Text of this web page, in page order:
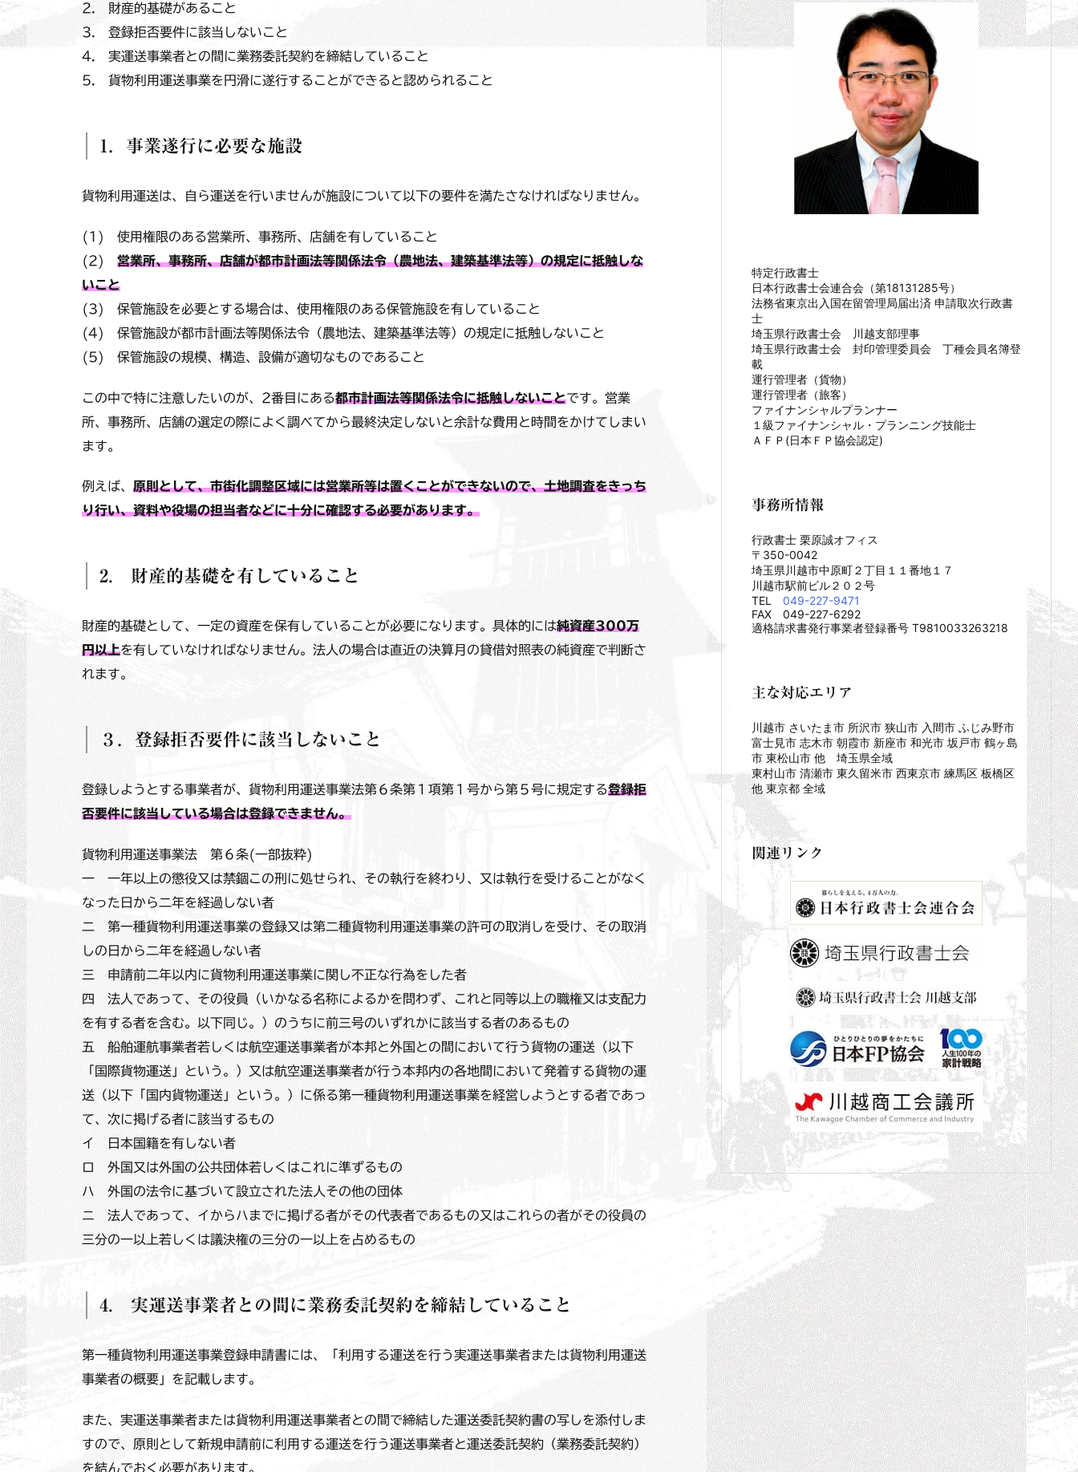
2. 財産的基礎があること
3. 登録拒否要件に該当しないこと
4. 実運送事業者との間に業務委託契約を締結していること
5. 貨物利用運送事業を円滑に遂行することができると認められること
1．事業遂行に必要な施設
貨物利用運送は、自ら運送を行いませんが施設について以下の要件を満たさなければなりません。
(1) 使用権限のある営業所、事務所、店舗を有していること
(2) 営業所、事務所、店舗が都市計画法等関係法令（農地法、建築基準法等）の規定に抵触しな
いこと
(3) 保管施設を必要とする場合は、使用権限のある保管施設を有していること
(4) 保管施設が都市計画法等関係法令（農地法、建築基準法等）の規定に抵触しないこと
(5) 保管施設の規模、構造、設備が適切なものであること
この中で特に注意したいのが、2番目にある都市計画法等関係法令に抵触しないことです。営業
所、事務所、店舗の選定の際によく調べてから最終決定しないと余計な費用と時間をかけてしまい
ます。
例えば、 原則として、市街化調整区域には営業所等は置くことができないので、土地調査をきっち
り行い、資料や役場の担当者などに十分に確認する必要があります。
2. 財産的基礎を有していること
財産的基礎として、一定の資産を保有していることが必要になります。具体的には純資産300万
円以上を有していなければなりません。法人の場合は直近の決算月の貸借対照表の純資産で判断さ
れます。
３．登録拒否要件に該当しないこと
登録しようとする事業者が、貨物利用運送事業法第６条第１項第１号から第５号に規定する登録拒
否要件に該当している場合は登録できません。
貨物利用運送事業法 第６条(一部抜粋)
一 一年以上の懲役又は禁錮この刑に処せられ、その執行を終わり、又は執行を受けることがなく
なった日から二年を経過しない者
二 第一種貨物利用運送事業の登録又は第二種貨物利用運送事業の許可の取消しを受け、その取消
しの日から二年を経過しない者
三 申請前二年以内に貨物利用運送事業に関し不正な行為をした者
四 法人であって、その役員（いかなる名称によるかを問わず、これと同等以上の職権又は支配力
を有する者を含む。以下同じ。）のうちに前三号のいずれかに該当する者のあるもの
五 船舶運航事業者若しくは航空運送事業者が本邦と外国との間において行う貨物の運送（以下
「国際貨物運送」という。）又は航空運送事業者が行う本邦内の各地間において発着する貨物の運
送（以下「国内貨物運送」という。）に係る第一種貨物利用運送事業を経営しようとする者であっ
て、次に掲げる者に該当するもの
イ 日本国籍を有しない者
ロ 外国又は外国の公共団体若しくはこれに準ずるもの
ハ 外国の法令に基づいて設立された法人その他の団体
ニ 法人であって、イからハまでに掲げる者がその代表者であるもの又はこれらの者がその役員の
三分の一以上若しくは議決権の三分の一以上を占めるもの
4. 実運送事業者との間に業務委託契約を締結していること
第一種貨物利用運送事業登録申請書には、「利用する運送を行う実運送事業者または貨物利用運送
事業者の概要」を記載します。
また、実運送事業者または貨物利用運送事業者との間で締結した運送委託契約書の写しを添付しま
すので、原則として新規申請前に利用する運送を行う運送事業者と運送委託契約（業務委託契約）
を結んでおく必要があります。
特定行政書士
日本行政書士会連合会（第18131285号）
法務省東京出入国在留管理局届出済 申請取次行政書
士
埼玉県行政書士会 川越支部理事
埼玉県行政書士会 封印管理委員会 丁種会員名簿登
載
運行管理者（貨物）
運行管理者（旅客）
ファイナンシャルプランナー
１級ファイナンシャル・プランニング技能士
ＡＦＰ(日本ＦＰ協会認定)
事務所情報
行政書士 栗原誠オフィス
〒350-0042
埼玉県川越市中原町２丁目１１番地１７
川越市駅前ビル２０２号
TEL 049-227-9471
FAX 049-227-6292
適格請求書発行事業者登録番号 T9810033263218
主な対応エリア
川越市 さいたま市 所沢市 狭山市 入間市 ふじみ野市
富士見市 志木市 朝霞市 新座市 和光市 坂戸市 鶴ヶ島
市 東松山市 他 埼玉県全域
東村山市 清瀬市 東久留米市 西東京市 練馬区 板橋区
他 東京都 全域
関連リンク